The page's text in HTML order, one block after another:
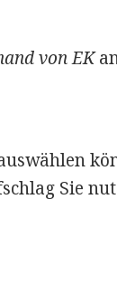
von EK
Sie